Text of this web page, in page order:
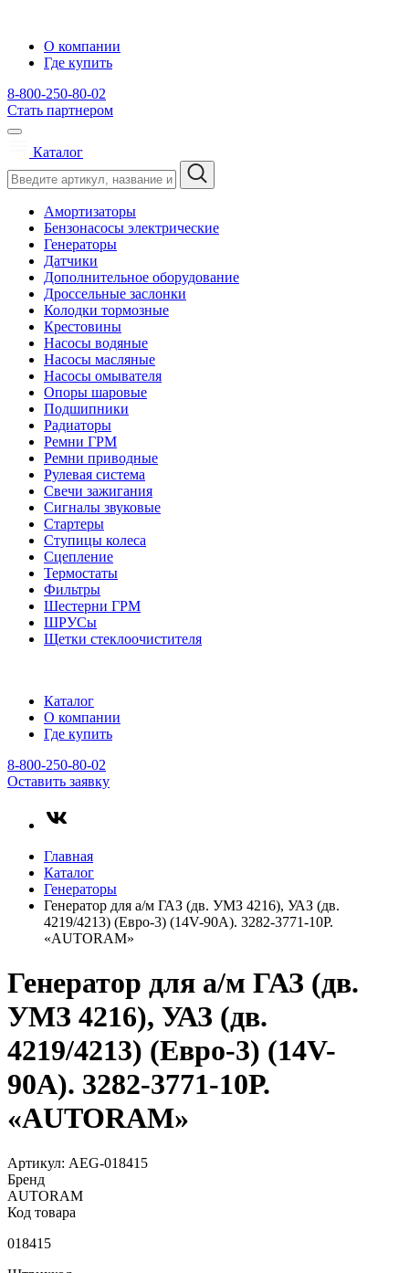
О компании
Где купить
8-800-250-80-02
Стать партнером
Каталог
Амортизаторы
Бензонасосы электрические
Генераторы
Датчики
Дополнительное оборудование
Дроссельные заслонки
Колодки тормозные
Крестовины
Насосы водяные
Насосы масляные
Насосы омывателя
Опоры шаровые
Подшипники
Радиаторы
Ремни ГРМ
Ремни приводные
Рулевая система
Свечи зажигания
Сигналы звуковые
Стартеры
Ступицы колеса
Сцепление
Термостаты
Фильтры
Шестерни ГРМ
ШРУСы
Щетки стеклоочистителя
Каталог
О компании
Где купить
8-800-250-80-02
Оставить заявку
Главная
Каталог
Генераторы
Генератор для а/м ГАЗ (дв. УМЗ 4216), УАЗ (дв.
4219/4213) (Евро-3) (14V-90A). 3282-3771-10Р.
«AUTORAM»
Генератор для а/м ГАЗ (дв.
УМЗ 4216), УАЗ (дв.
4219/4213) (Евро-3) (14V-
90A). 3282-3771-10Р.
«AUTORAM»
Артикул: AEG-018415
Бренд
AUTORAM
Код товара
018415